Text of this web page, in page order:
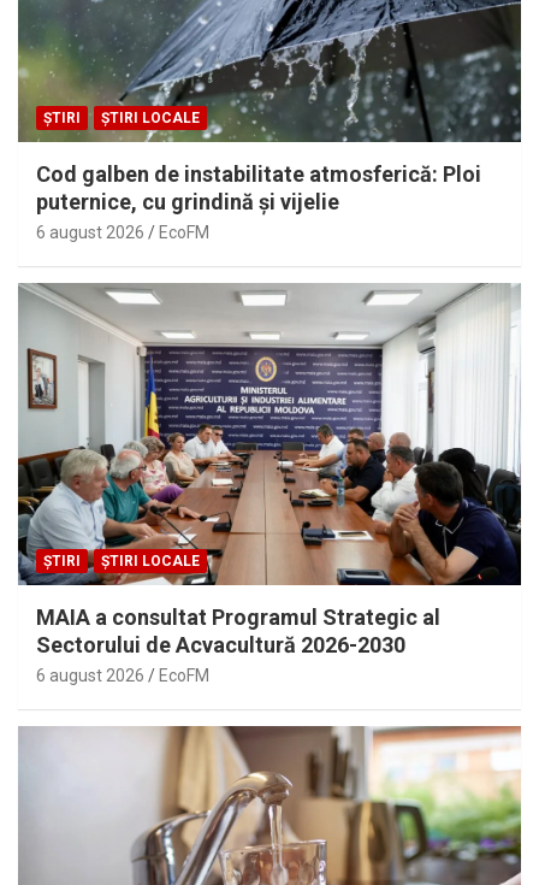
ȘTIRI ȘTIRI LOCALE
Cod galben de instabilitate atmosferică: Ploi
puternice, cu grindină și vijelie
6 august 2026 EcoFM
ȘTIRI ȘTIRI LOCALE
MAIA a consultat Programul Strategic al
Sectorului de Acvacultură 2026-2030
6 august 2026 EcoFM